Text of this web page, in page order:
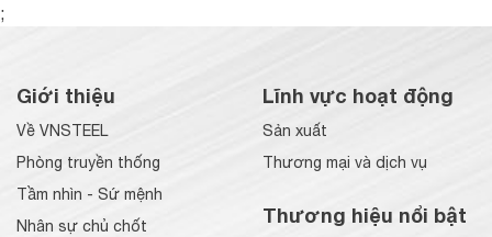
;
Giới thiệu
Về VNSTEEL
Phòng truyền thống
Tầm nhìn - Sứ mệnh
Nhân sự chủ chốt
Lĩnh vực hoạt động
Sản xuất
Thương mại và dịch vụ
Thương hiệu nổi bật